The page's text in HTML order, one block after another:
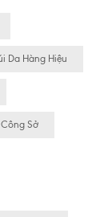
Da Hàng Hiệu
Sở